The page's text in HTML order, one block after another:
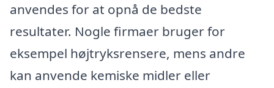
anvendes for at opnå de bedste
resultater. Nogle firmaer bruger for
eksempel højtryksrensere, mens andre
kan anvende kemiske midler eller